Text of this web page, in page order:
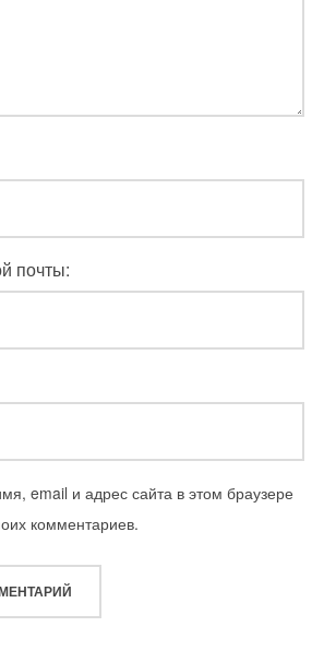
почты:
email и адрес сайта в этом браузере
комментариев.